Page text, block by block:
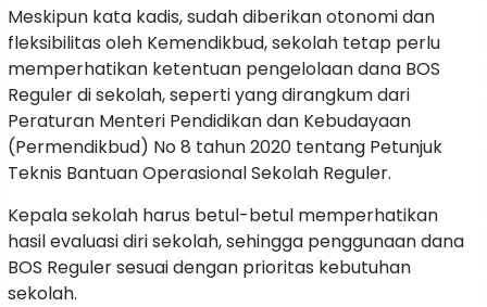
Meskipun kata kadis, sudah diberikan otonomi dan
fleksibilitas oleh Kemendikbud, sekolah tetap perlu
memperhatikan ketentuan pengelolaan dana BOS
Reguler di sekolah, seperti yang dirangkum dari
Peraturan Menteri Pendidikan dan Kebudayaan
(Permendikbud) No 8 tahun 2020 tentang Petunjuk
Teknis Bantuan Operasional Sekolah Reguler.
Kepala sekolah harus betul-betul memperhatikan
hasil evaluasi diri sekolah, sehingga penggunaan dana
BOS Reguler sesuai dengan prioritas kebutuhan
sekolah.